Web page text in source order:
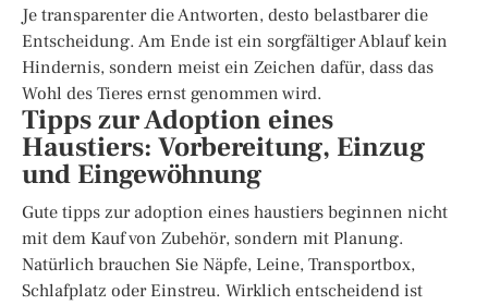
Je transparenter die Antworten, desto belastbarer die
Entscheidung. Am Ende ist ein sorgfältiger Ablauf kein
Hindernis, sondern meist ein Zeichen dafür, dass das
Wohl des Tieres ernst genommen wird.
Tipps zur Adoption eines
Haustiers: Vorbereitung, Einzug
und Eingewöhnung
Gute tipps zur adoption eines haustiers beginnen nicht
mit dem Kauf von Zubehör, sondern mit Planung.
Natürlich brauchen Sie Näpfe, Leine, Transportbox,
Schlafplatz oder Einstreu. Wirklich entscheidend ist